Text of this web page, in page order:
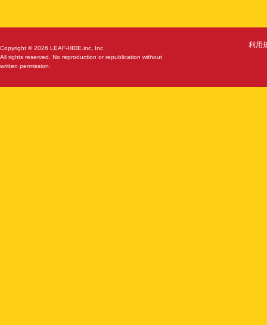
Copyright © 2026 LEAF-HIDE.inc, Inc.
All rights reserved. No reproduction or republication without
written permission.
利用